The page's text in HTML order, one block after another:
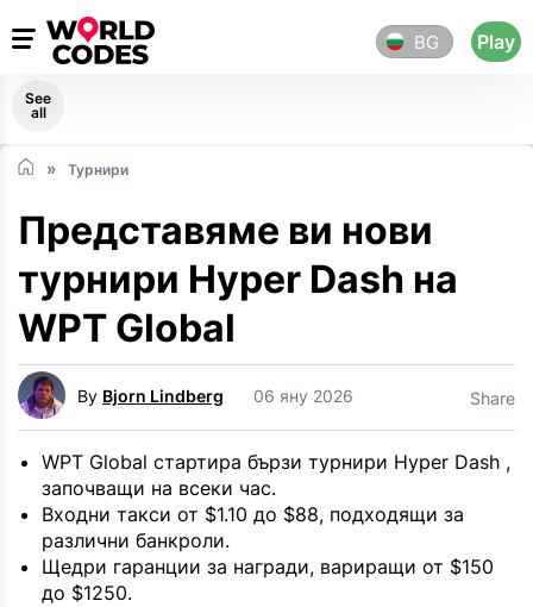
BG Play
See
all
Турнири
Представяме ви нови
турнири Hyper Dash на
WPT Global
By Bjorn Lindberg 06 яну 2026 Share
WPT Global стартира бързи турнири Hyper Dash ,
започващи на всеки час.
Входни такси от $1.10 до $88, подходящи за
различни банкроли.
Щедри гаранции за награди, вариращи от $150
до $1250.